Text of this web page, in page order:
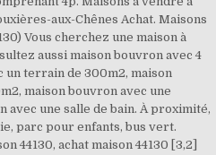
aux-Chênes Achat. Maisons
Vous cherchez une maison à
aussi maison bouvron avec 4
un terrain de 300m2, maison
maison bouvron avec une
avec une salle de bain. À proximité,
parc pour enfants, bus vert.
44130, achat maison 44130 [3,2]